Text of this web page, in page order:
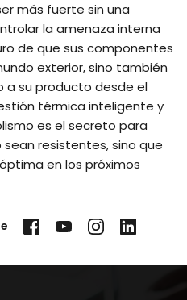
más fuerte sin una
la amenaza interna
de que sus componentes
exterior, sino también
a su producto desde el
térmica inteligente y
es el secreto para
resistentes, sino que
en los próximos